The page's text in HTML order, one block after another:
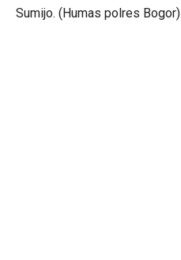
Sumijo. (Humas polres Bogor)